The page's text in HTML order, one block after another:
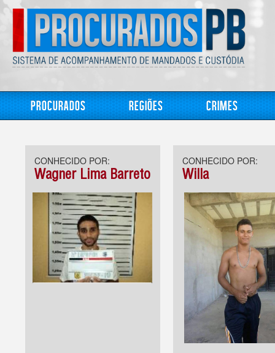
Procurados Regiões Crimes
CONHECIDO POR:
Wagner Lima Barreto
CONHECIDO POR:
Willa